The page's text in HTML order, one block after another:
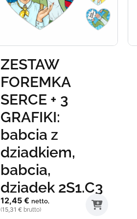
ZESTAW
FOREMKA
SERCE + 3
GRAFIKI:
babcia z
dziadkiem,
babcia,
dziadek 2S1.C3
12,45 € netto,
(15,31 € brutto)